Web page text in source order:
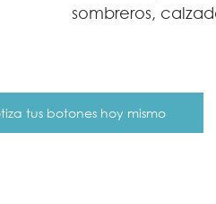
sombreros,
tus botones hoy mismo